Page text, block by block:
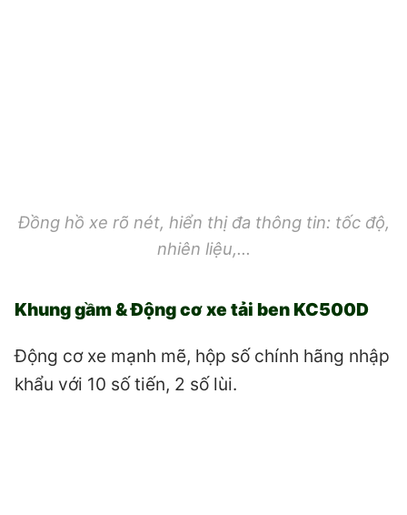
Đồng hồ xe rõ nét, hiển thị đa thông tin: tốc độ,
nhiên liệu,…
Khung gầm & Động cơ xe tải ben KC500D
Động cơ xe mạnh mẽ, hộp số chính hãng nhập
khẩu với 10 số tiến, 2 số lùi.